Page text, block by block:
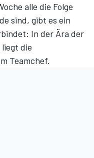
alle die Folge
sind, gibt es ein
In der Ära der
liegt die
Teamchef.